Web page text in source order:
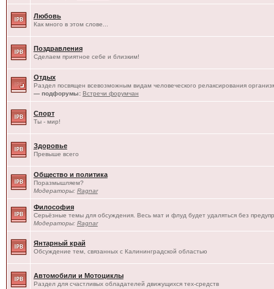
Любовь
Как много в этом слове...
Поздравления
Сделаем приятное себе и близким!
Отдых
Раздел посвящен всевозможным видам человеческого релаксирования
— подфорумы: Встречи форумчан
Спорт
Ты - мир!
Здоровье
Превыше всего
Общество и политика
Поразмышляем?
Модераторы: Ragnar
Философия
Серьёзные темы для обсуждения. Весь мат и флуд будет удаляться без
Модераторы: Ragnar
Янтарный край
Обсуждение тем, связанных с Калининградской областью
Автомобили и Мотоциклы
Раздел для счастливых обладателей движущихся тех-средств